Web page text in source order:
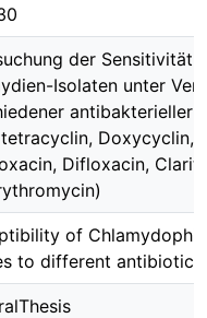
der Sensitivität
Isolaten unter
antibakterieller
Doxycyclin,
Difloxacin,
of
to different antibiotics